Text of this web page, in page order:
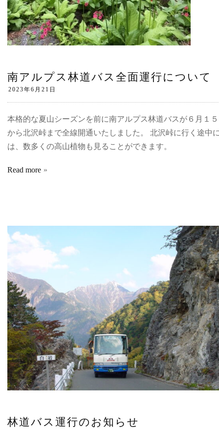
南アルプス林道バス全面運行について
本格的な夏山シーズンを前に南アルプス林道バスが６月１
から北沢峠まで全線開通いたしました。 北沢峠に行く途中
は、数多くの高山植物も見ることができます。
Read more
林道バス運行のお知らせ